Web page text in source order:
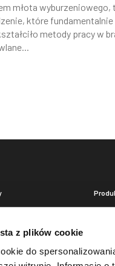
z plików cookie
do
młota wyburzeniowego,
które fundamentalnie
metody pracy w